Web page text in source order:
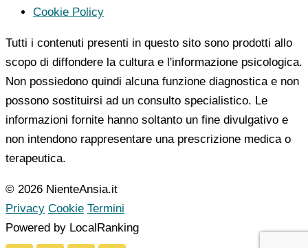
Cookie Policy
Tutti i contenuti presenti in questo sito sono prodotti allo
scopo di diffondere la cultura e l'informazione psicologica.
Non possiedono quindi alcuna funzione diagnostica e non
possono sostituirsi ad un consulto specialistico. Le
informazioni fornite hanno soltanto un fine divulgativo e
non intendono rappresentare una prescrizione medica o
terapeutica.
© 2026 NienteAnsia.it
Privacy Cookie Termini
Powered by LocalRanking